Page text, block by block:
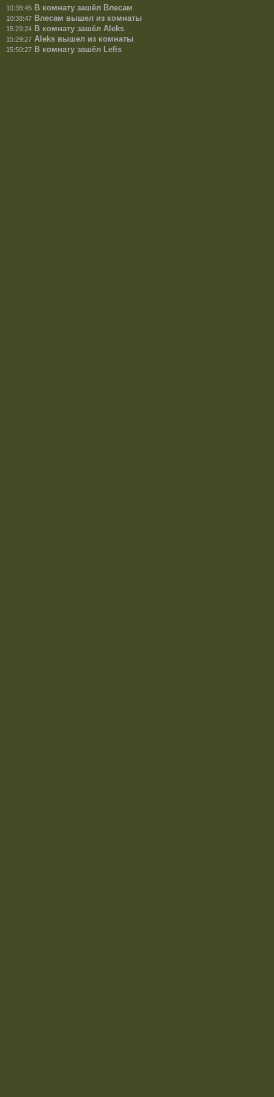
10:38:45 В комнату зашёл Влесам
10:38:47 Влесам вышел из комнаты
15:29:24 В комнату зашёл Aleks
15:29:27 Aleks вышел из комнаты
15:50:27 В комнату зашёл Lefis